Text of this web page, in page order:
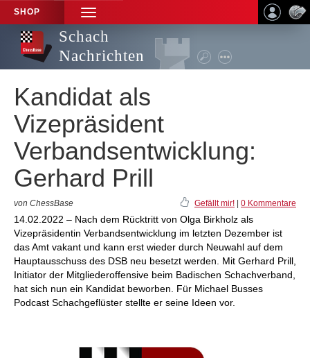
SHOP
TOGGLE
NAVIGATION
Schach
Nachrichten
Kandidat als
Vizepräsident
Verbandsentwicklung:
Gerhard Prill
von ChessBase Gefällt mir! 0 Kommentare
14.02.2022 – Nach dem Rücktritt von Olga Birkholz als
Vizepräsidentin Verbandsentwicklung im letzten Dezember ist
das Amt vakant und kann erst wieder durch Neuwahl auf dem
Hauptausschuss des DSB neu besetzt werden. Mit Gerhard Prill,
Initiator der Mitgliederoffensive beim Badischen Schachverband,
hat sich nun ein Kandidat beworben. Für Michael Busses
Podcast Schachgeflüster stellte er seine Ideen vor.